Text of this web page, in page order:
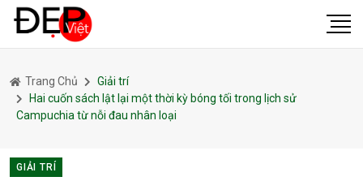
Trang Chủ
Giải trí
Hai cuốn sách lật lại một thời kỳ bóng tối trong lịch sử
Campuchia từ nỗi đau nhân loại
GIẢI TRÍ